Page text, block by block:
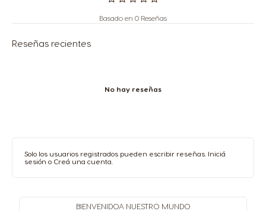
Basado en 0 Reseñas
Reseñas recientes
No hay reseñas
Solo los usuarios registrados pueden escribir reseñas. Iniciá
sesión o Creá una cuenta
BIENVENIDOA NUESTRO MUNDO